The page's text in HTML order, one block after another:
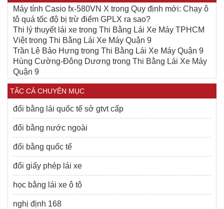
Máy tính Casio fx-580VN X trong Quy định mới: Chạy ô
tô quá tốc độ bị trừ điểm GPLX ra sao?
Thi lý thuyết lái xe trong Thi Bằng Lái Xe Máy TPHCM
Việttrong Thi Bằng Lái Xe Máy Quận 9
Trần Lê Bảo Hưng trong Thi Bằng Lái Xe Máy Quận 9
Hùng Cường-Đông Dương trong Thi Bằng Lái Xe Máy
Quận 9
TẤC CẢ CHUYÊN MỤC
đổi bằng lái quốc tế sở gtvt cấp
đổi bằng nước ngoài
đổi bằng quốc tế
đổi giấy phép lái xe
học bằng lái xe ô tô
nghị định 168